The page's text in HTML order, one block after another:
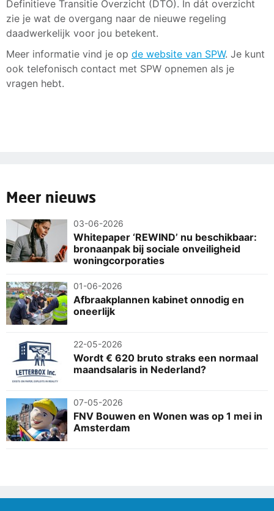
Definitieve Transitie Overzicht (DTO). In dát overzicht
zie je wat de overgang naar de nieuwe regeling
daadwerkelijk voor jou betekent.
Meer informatie vind je op de website van SPW. Je kunt
ook telefonisch contact met SPW opnemen als je
vragen hebt.
Meer nieuws
03-06-2026
Whitepaper ‘REWIND’ nu beschikbaar:
bronaanpak bij sociale onveiligheid
woningcorporaties
01-06-2026
Afbraakplannen kabinet onnodig en
oneerlijk
22-05-2026
Wordt € 620 bruto straks een normaal
maandsalaris in Nederland?
07-05-2026
FNV Bouwen en Wonen was op 1 mei in
Amsterdam